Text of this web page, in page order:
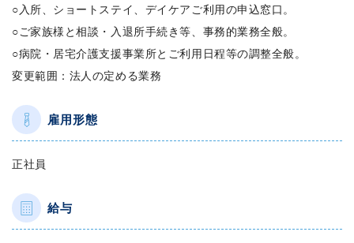
○入所、ショートステイ、デイケアご利用の申込窓口。
○ご家族様と相談・入退所手続き等、事務的業務全般。
○病院・居宅介護支援事業所とご利用日程等の調整全般。
変更範囲：法人の定める業務
雇用形態
正社員
給与